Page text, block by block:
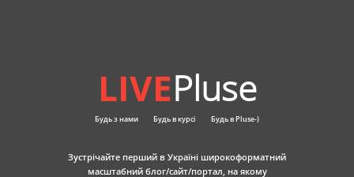
LIVEPluse
Будь з нами Будь в курсі Будь в Pluse-)
Зустрічайте перший в Україні широкоформатний
масштабний блог/сайт/портал, на якому